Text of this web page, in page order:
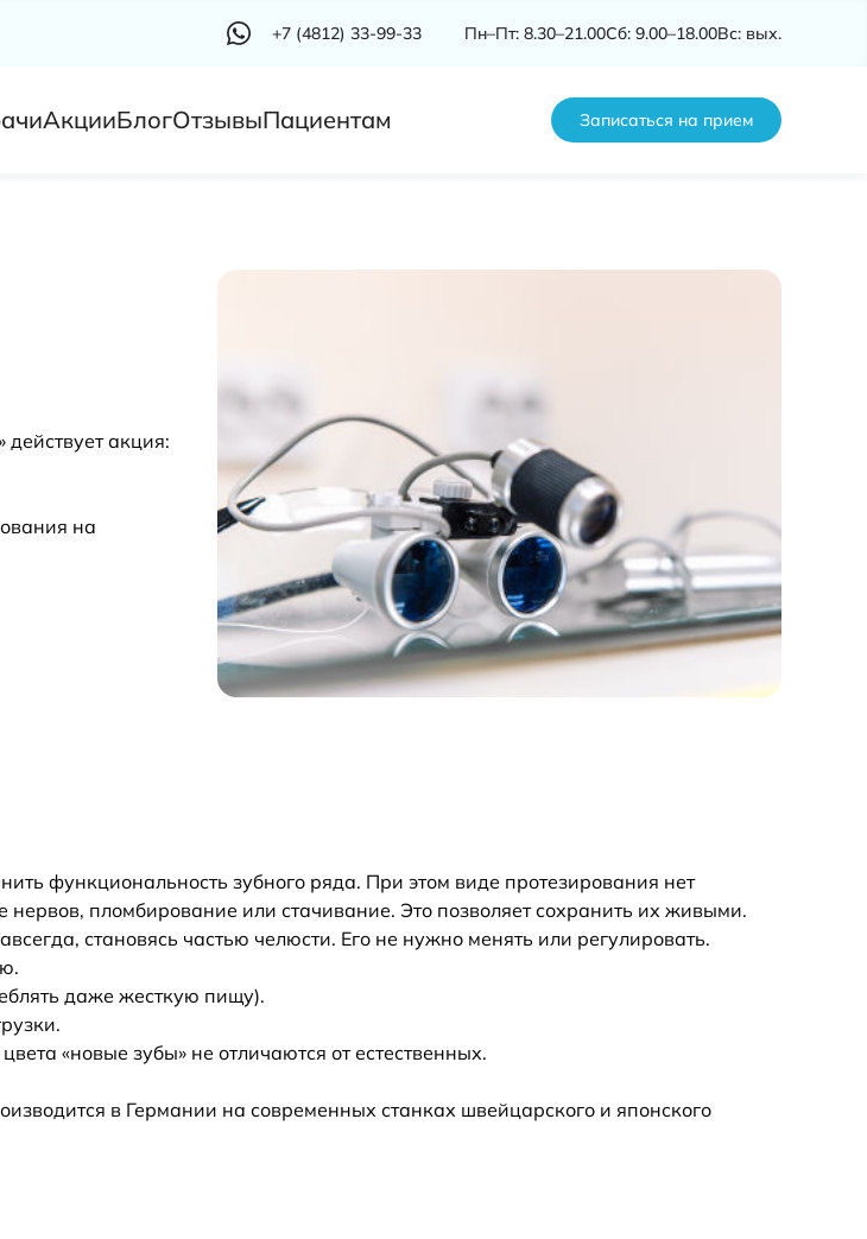
+7 (4812) 33-99-33 Пн–Пт: 8.30–21.00Сб: 9.00–18.00Вс: вых.
АкцииБлогОтзывыПациентам Записаться на прием
акция:
на
функциональность зубного ряда. При этом виде протезирования нет
пломбирование или стачивание. Это позволяет сохранить их живыми.
становясь частью челюсти. Его не нужно менять или регулировать.
даже жесткую пищу).
«новые зубы» не отличаются от естественных.
в Германии на современных станках швейцарского и японского